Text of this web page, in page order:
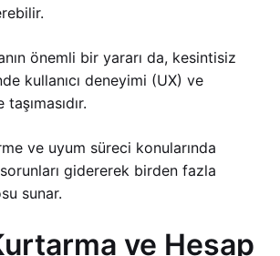
önemli bir yararı da, kesintisiz
kullanıcı deneyimi (UX) ve
ve uyum süreci konularında
sorunları gidererek birden fazla
sunar.
ve Hesap